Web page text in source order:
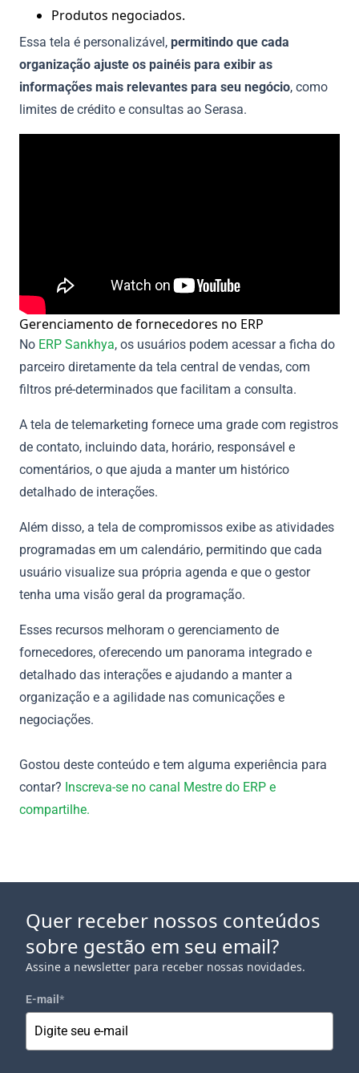
Produtos negociados.
Essa tela é personalizável, permitindo que cada
organização ajuste os painéis para exibir as
informações mais relevantes para seu negócio, como
limites de crédito e consultas ao Serasa.
Gerenciamento de fornecedores no ERP
No ERP Sankhya, os usuários podem acessar a ficha do
parceiro diretamente da tela central de vendas, com
filtros pré-determinados que facilitam a consulta.
A tela de telemarketing fornece uma grade com registros
de contato, incluindo data, horário, responsável e
comentários, o que ajuda a manter um histórico
detalhado de interações.
Além disso, a tela de compromissos exibe as atividades
programadas em um calendário, permitindo que cada
usuário visualize sua própria agenda e que o gestor
tenha uma visão geral da programação.
Esses recursos melhoram o gerenciamento de
fornecedores, oferecendo um panorama integrado e
detalhado das interações e ajudando a manter a
organização e a agilidade nas comunicações e
negociações.
Gostou deste conteúdo e tem alguma experiência para
contar? Inscreva-se no canal Mestre do ERP e
compartilhe.
Quer receber nossos conteúdos
sobre gestão em seu email?
Assine a newsletter para receber nossas novidades.
E-mail *